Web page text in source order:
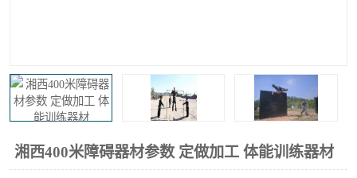
湘西400米障碍器材参数 定做加工 体能训练器材